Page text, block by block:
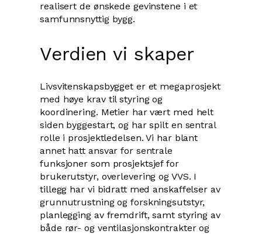
realisert de ønskede gevinstene i et
samfunnsnyttig bygg.
Verdien vi skaper
Livsvitenskapsbygget er et megaprosjekt
med høye krav til styring og
koordinering. Metier har vært med helt
siden byggestart, og har spilt en sentral
rolle i prosjektledelsen. Vi har blant
annet hatt ansvar for sentrale
funksjoner som prosjektsjef for
brukerutstyr, overlevering og VVS. I
tillegg har vi bidratt med anskaffelser av
grunnutrustning og forskningsutstyr,
planlegging av fremdrift, samt styring av
både rør- og ventilasjonskontrakter og